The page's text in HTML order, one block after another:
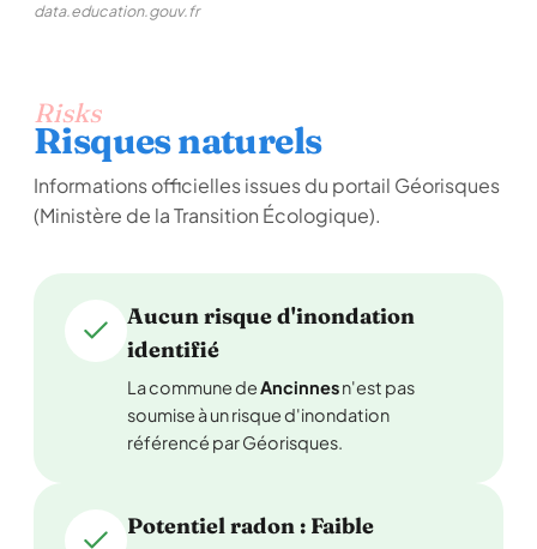
data.education.gouv.fr
Risks
Risques naturels
Informations officielles issues du portail Géorisques
(Ministère de la Transition Écologique).
Aucun risque d'inondation
identifié
La commune deAncinnesn'est pas
soumise à un risque d'inondation
référencé par Géorisques.
Potentiel radon : Faible